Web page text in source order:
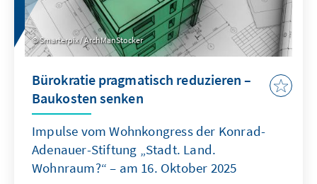
Smarterpix / ArchManStocker
Bürokratie pragmatisch reduzieren –
Baukosten senken
Impulse vom Wohnkongress der Konrad-
Adenauer-Stiftung „Stadt. Land.
Wohnraum?“ – am 16. Oktober 2025